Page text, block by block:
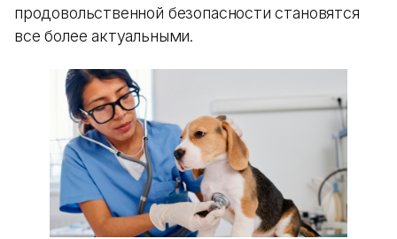
продовольственной безопасности становятся
все более актуальными.